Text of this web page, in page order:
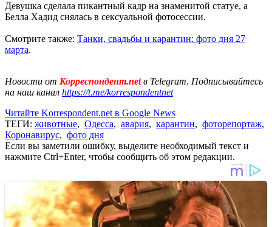
Девушка сделала пикантный кадр на знаменитой статуе, а
Белла Хадид снялась в сексуальной фотосессии.
Смотрите также: Танки, свадьбы и карантин: фото дня 27
марта.
Новости от Корреспондент.netв Telegram. Подписывайтесь
на наш канал https://t.me/korrespondentnet
Читайте Korrespondent.net в Google News
ТЕГИ: животные, Одесса, авария, карантин, фоторепортаж,
Коронавирус, фото дня
Если вы заметили ошибку, выделите необходимый текст и
нажмите Ctrl+Enter, чтобы сообщить об этом редакции.